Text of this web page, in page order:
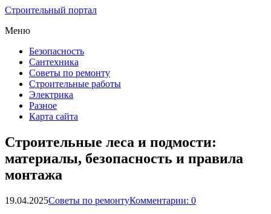
Строительный портал
Меню
Безопасность
Сантехника
Советы по ремонту
Строительные работы
Электрика
Разное
Карта сайта
Строительные леса и подмости:
материалы, безопасность и правила
монтажа
19.04.2025Советы по ремонтуКомментарии: 0